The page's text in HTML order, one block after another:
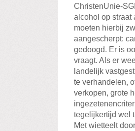
ChristenUnie-
alcohol op straat
moeten hierbij
aangescherpt:
gedoogd. Er is
vraagt. Als er
landelijk
te verhandelen,
verkopen, grote
tegelijkertijd wel
Met wietteelt